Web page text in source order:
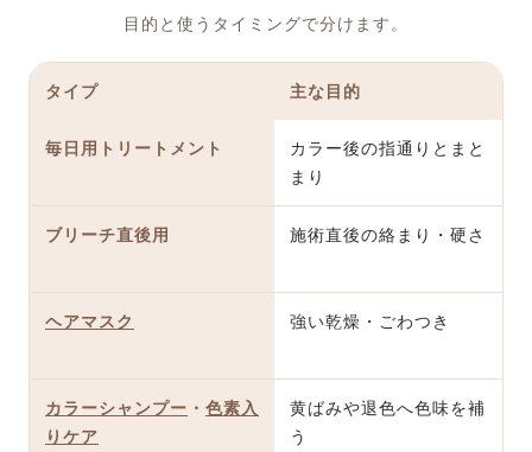
目的と使うタイミングで分けます。
タイプ 主な目的
毎日用トリートメント
カラー後の指通りとまと
まり
ブリーチ直後用 施術直後の絡まり・硬さ
ヘアマスク 強い乾燥・ごわつき
カラーシャンプー ・ 色素入
りケア
黄ばみや退色へ色味を補
う